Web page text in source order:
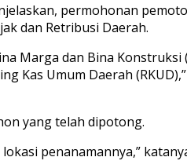
permohonan
dan Retribusi Daerah.
Marga dan Bina Konstruksi
Kas Umum Daerah
yang telah dipotong.
penanamannya,”